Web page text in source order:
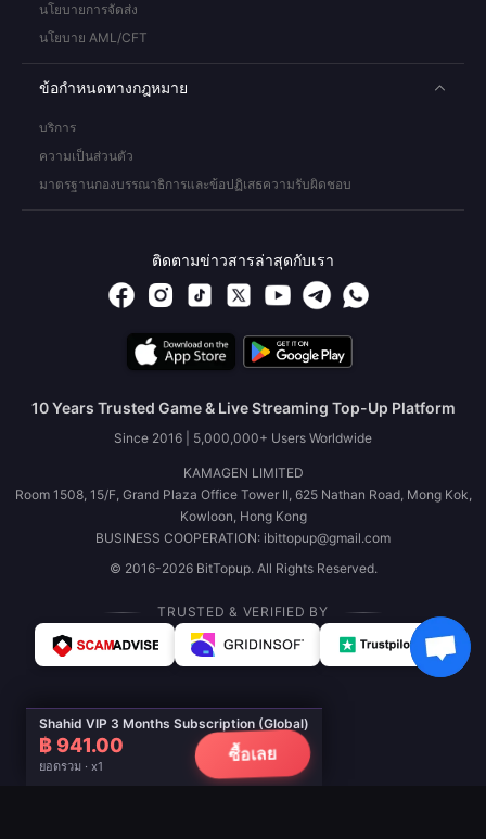
Shahid VIP 3 Months Subscription (Global)
฿ 941.00
ยอดรวม · x1
ซื้อเลย
นโยบายการจัดส่ง
นโยบาย AML/CFT
ข้อกำหนดทางกฎหมาย
บริการ
ความเป็นส่วนตัว
มาตรฐานกองบรรณาธิการและข้อปฏิเสธความรับผิดชอบ
ติดตามข่าวสารล่าสุดกับเรา
10 Years Trusted Game & Live Streaming Top-Up Platform
Since 2016 | 5,000,000+ Users Worldwide
KAMAGEN LIMITED
Room 1508, 15/F, Grand Plaza Office Tower II, 625 Nathan Road, Mong Kok,
Kowloon, Hong Kong
BUSINESS COOPERATION: ibittopup@gmail.com
© 2016-2026 BitTopup. All Rights Reserved.
TRUSTED & VERIFIED BY